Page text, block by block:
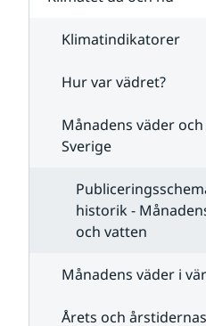
Klimatindikatorer
Hur var vädret?
Månadens väder och
Sverige
historik -
och vatten
Månadens väder i
Årets och